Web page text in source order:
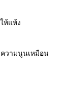
ห้แห้ง
วามนูนเหมือน